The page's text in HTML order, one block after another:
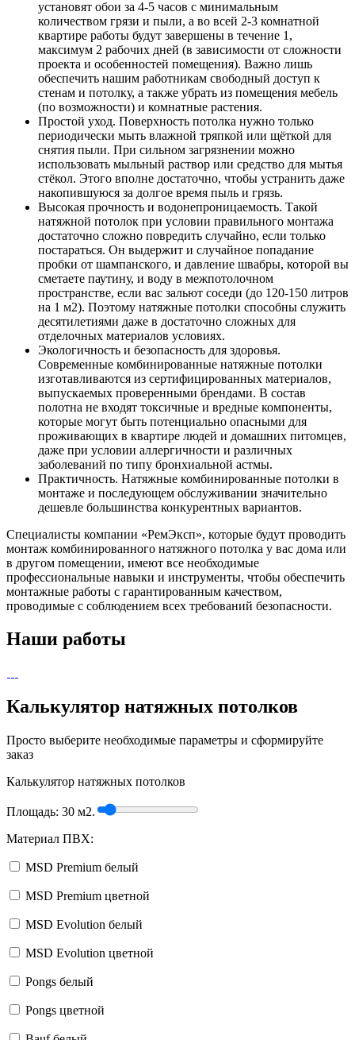
установят обои за 4-5 часов с минимальным
количеством грязи и пыли, а во всей 2-3 комнатной
квартире работы будут завершены в течение 1,
максимум 2 рабочих дней (в зависимости от сложности
проекта и особенностей помещения). Важно лишь
обеспечить нашим работникам свободный доступ к
стенам и потолку, а также убрать из помещения мебель
(по возможности) и комнатные растения.
Простой уход. Поверхность потолка нужно только
периодически мыть влажной тряпкой или щёткой для
снятия пыли. При сильном загрязнении можно
использовать мыльный раствор или средство для мытья
стёкол. Этого вполне достаточно, чтобы устранить даже
накопившуюся за долгое время пыль и грязь.
Высокая прочность и водонепроницаемость. Такой
натяжной потолок при условии правильного монтажа
достаточно сложно повредить случайно, если только
постараться. Он выдержит и случайное попадание
пробки от шампанского, и давление швабры, которой вы
сметаете паутину, и воду в межпотолочном
пространстве, если вас зальют соседи (до 120-150 литров
на 1 м2). Поэтому натяжные потолки способны служить
десятилетиями даже в достаточно сложных для
отделочных материалов условиях.
Экологичность и безопасность для здоровья.
Современные комбинированные натяжные потолки
изготавливаются из сертифицированных материалов,
выпускаемых проверенными брендами. В состав
полотна не входят токсичные и вредные компоненты,
которые могут быть потенциально опасными для
проживающих в квартире людей и домашних питомцев,
даже при условии аллергичности и различных
заболеваний по типу бронхиальной астмы.
Практичность. Натяжные комбинированные потолки в
монтаже и последующем обслуживании значительно
дешевле большинства конкурентных вариантов.
Специалисты компании «РемЭксп», которые будут проводить
монтаж комбинированного натяжного потолка у вас дома или
в другом помещении, имеют все необходимые
профессиональные навыки и инструменты, чтобы обеспечить
монтажные работы с гарантированным качеством,
проводимые с соблюдением всех требований безопасности.
Наши работы
Калькулятор натяжных потолков
Просто выберите необходимые параметры и сформируйте
заказ
Калькулятор натяжных потолков
Площадь: 30 м2.
Материал ПВХ:
MSD Premium белый
MSD Premium цветной
MSD Evolution белый
MSD Evolution цветной
Pongs белый
Pongs цветной